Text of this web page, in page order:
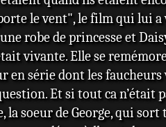
le vent", le film qui lui a
robe de princesse et
vivante. Elle se
en série dont les
Et si tout ca
soeur de George, qui sort